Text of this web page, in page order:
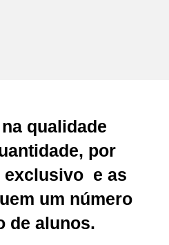
qualidade
por
exclusivo e as
um número
de alunos.